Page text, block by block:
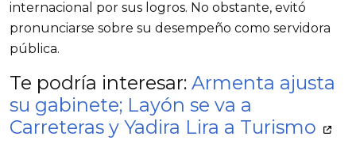
internacional por sus logros. No obstante, evitó
pronunciarse sobre su desempeño como servidora
pública.
Te podría interesar: Armenta ajusta
su gabinete; Layón se va a
Carreteras y Yadira Lira a Turismo